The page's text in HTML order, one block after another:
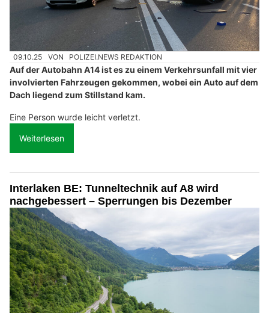
09.10.25 VON POLIZEI.NEWS REDAKTION
Auf der Autobahn A14 ist es zu einem Verkehrsunfall mit vier
involvierten Fahrzeugen gekommen, wobei ein Auto auf dem
Dach liegend zum Stillstand kam.
Eine Person wurde leicht verletzt.
Weiterlesen
Interlaken BE: Tunneltechnik auf A8 wird
nachgebessert – Sperrungen bis Dezember